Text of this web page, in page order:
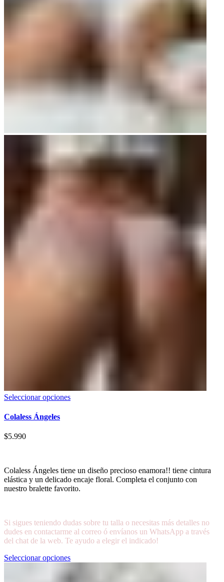
Seleccionar opciones
Colaless Ángeles
$5.990
Colaless Ángeles tiene un diseño precioso enamora!! tiene cintura
elástica y un delicado encaje floral. Completa el conjunto con
nuestro bralette favorito.
Si sigues teniendo dudas sobre tu talla o necesitas más detalles no
dudes en contactarme al correo ó envíanos un WhatsApp a través
del chat de la web. Te ayudo a elegir el indicado!
Seleccionar opciones